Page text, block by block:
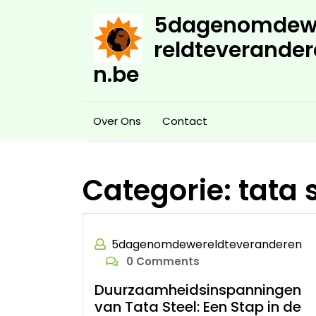
n.be
Over Ons Contact
Categorie: tata
5dagenomdewereldteveranderen
0 Comments
Duurzaamheidsinspanningen
van Tata Steel: Een Stap in de